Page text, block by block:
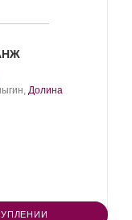
Долина